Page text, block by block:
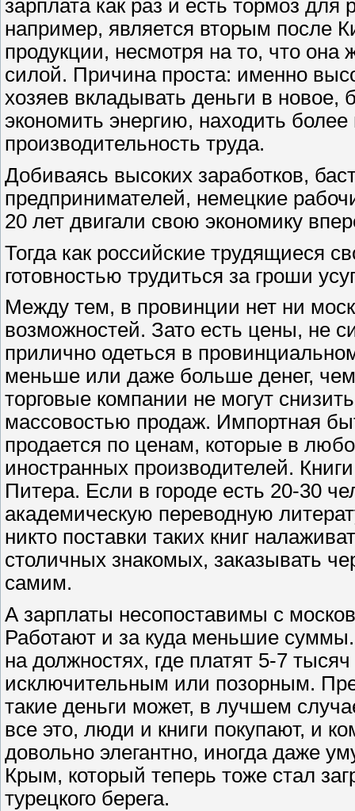
зарплата как раз и есть тормоз
например, является вторым после
продукции, несмотря на то, что она
силой. Причина проста: именно
хозяев вкладывать деньги в новое,
экономить энергию, находить
производительность труда.
Добиваясь высоких заработков,
предпринимателей, немецкие
20 лет двигали свою экономику
Тогда как российские трудящиеся
готовностью трудиться за гроши
Между тем, в провинции нет ни
возможностей. Зато есть цены, не
прилично одеться в
меньше или даже больше денег,
торговые компании не могут
массовостью продаж. Импортная
продается по ценам, которые в
иностранных производителей.
Питера. Если в городе есть 20-30
академическую переводную
никто поставки таких книг
столичных знакомых, заказывать
самим.
А зарплаты несопоставимы с
Работают и за куда меньшие
на должностях, где платят 5-7
исключительным или позорным.
такие деньги может, в лучшем
все это, люди и книги покупают, и
довольно элегантно, иногда даже
Крым, который теперь тоже стал
турецкого берега.